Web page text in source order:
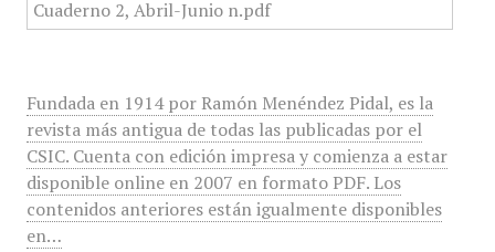
Fundada en 1914 por Ramón Menéndez Pidal, es la
revista más antigua de todas las publicadas por el
CSIC. Cuenta con edición impresa y comienza a estar
disponible online en 2007 en formato PDF. Los
contenidos anteriores están igualmente disponibles
en…